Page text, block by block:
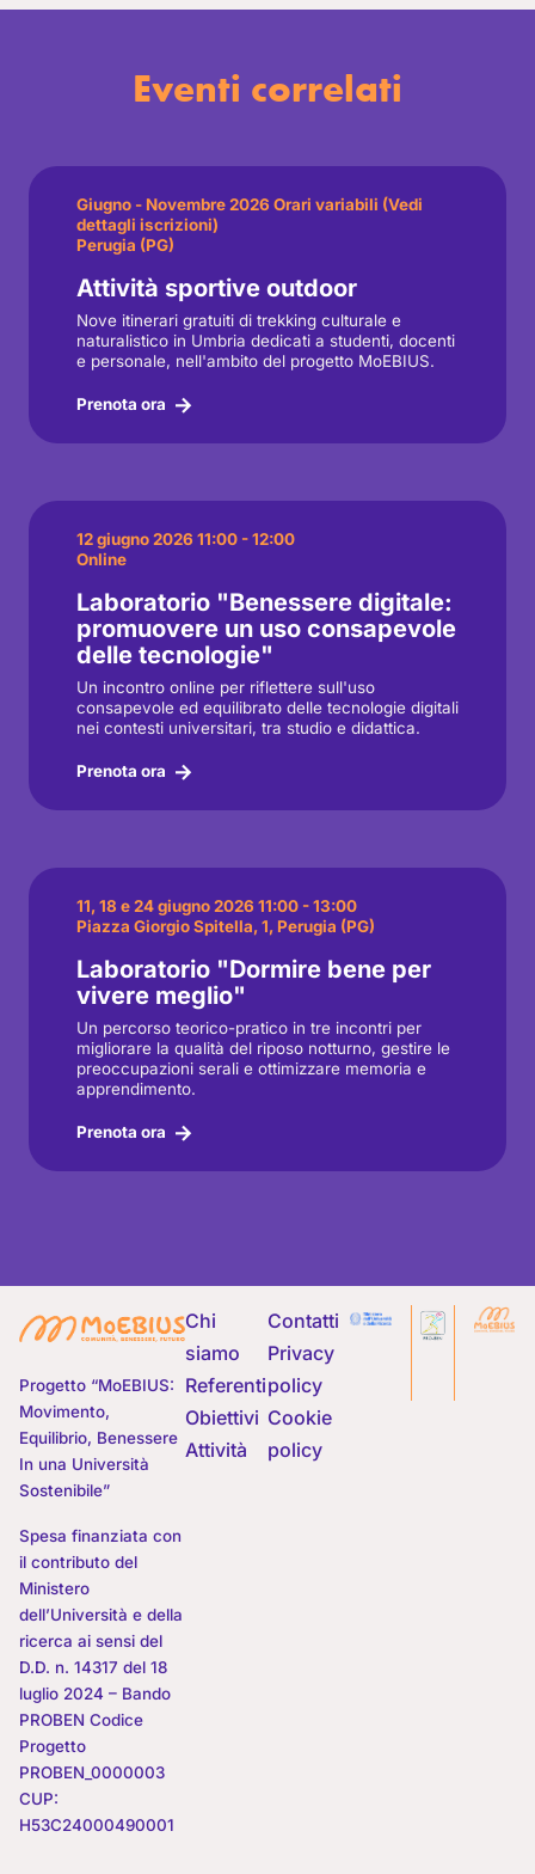
Eventi correlati
Giugno - Novembre 2026 Orari variabili (Vedi
dettagli iscrizioni)
Perugia (PG)
Attività sportive outdoor
Nove itinerari gratuiti di trekking culturale e
naturalistico in Umbria dedicati a studenti, docenti
e personale, nell'ambito del progetto MoEBIUS.
Prenota ora
12 giugno 2026 11:00 - 12:00
Online
Laboratorio "Benessere digitale:
promuovere un uso consapevole
delle tecnologie"
Un incontro online per riflettere sull'uso
consapevole ed equilibrato delle tecnologie digitali
nei contesti universitari, tra studio e didattica.
Prenota ora
11, 18 e 24 giugno 2026 11:00 - 13:00
Piazza Giorgio Spitella, 1, Perugia (PG)
Laboratorio "Dormire bene per
vivere meglio"
Un percorso teorico-pratico in tre incontri per
migliorare la qualità del riposo notturno, gestire le
preoccupazioni serali e ottimizzare memoria e
apprendimento.
Prenota ora
Progetto “MoEBIUS:
Movimento,
Equilibrio, Benessere
In una Università
Sostenibile”
Spesa finanziata con
il contributo del
Ministero
dell’Università e della
ricerca ai sensi del
D.D. n. 14317 del 18
luglio 2024 – Bando
PROBEN Codice
Progetto
PROBEN_0000003
CUP:
H53C24000490001
Chi
siamo
Referenti
Obiettivi
Attività
Contatti
Privacy
policy
Cookie
policy